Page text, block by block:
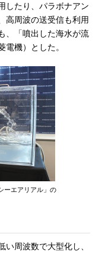
したり、パラボナアン
高周波の送受信も利用
、「噴出した海水が流
機）とした。
ーエアリアル」の
周波数で大型化し、